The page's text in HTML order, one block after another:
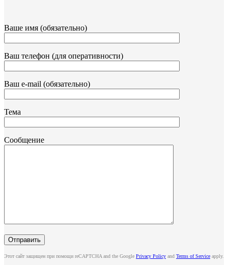
Ваше имя (обязательно)
Ваш телефон (для оперативности)
Ваш e-mail (обязательно)
Тема
Сообщение
Этот сайт защищен при помощи reCAPTCHA and the Google Privacy Policy and Terms of Service apply.